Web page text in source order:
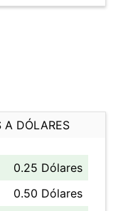
A DÓLARES
0.25 Dólares
0.50 Dólares